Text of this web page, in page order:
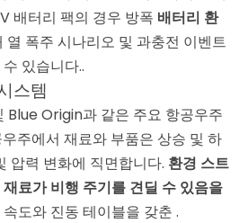
배터리 팩의 경우 방폭 배터리 환
열 폭주 시나리오 및 과충전 이벤트
있습니다..
스템
Blue Origin과 같은 주요 항공우주
주에서 재료와 부품은 상승 및 하
압력 변화에 직면합니다. 환경 스트
료가 비행 주기를 견딜 수 있음을
도와 진동 테이블을 갖춘 .